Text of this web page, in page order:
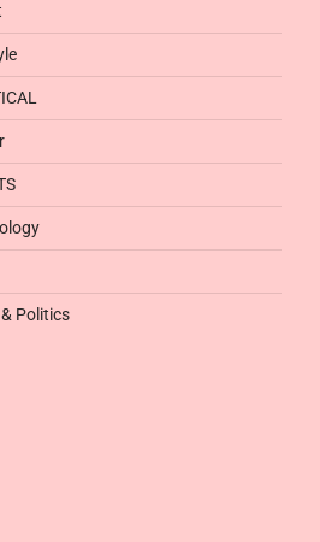
Politics